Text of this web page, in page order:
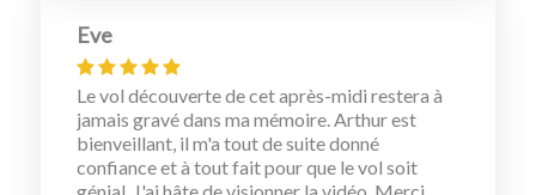
Eve
Le vol découverte de cet après-midi restera à
jamais gravé dans ma mémoire. Arthur est
bienveillant, il m'a tout de suite donné
confiance et à tout fait pour que le vol soit